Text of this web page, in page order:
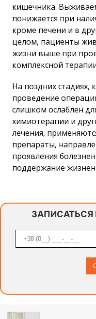
кишечника.
понижается при
кроме печени и в
целом, пациенты
жизни выше при
комплексной
На поздних стадиях,
проведение
слишком ослаблен
химиотерапии и
лечения,
препараты,
проявления
поддержание